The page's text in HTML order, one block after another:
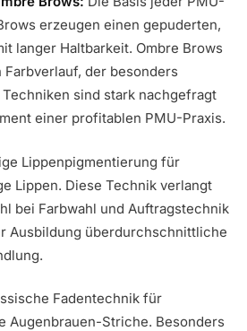
erzeugen einen gepuderten,
langer Haltbarkeit. Ombre Brows
der besonders
sind stark nachgefragt
einer profitablen PMU-Praxis.
Lippenpigmentierung für
Lippen. Diese Technik verlangt
bei Farbwahl und Auftragstechnik
Ausbildung überdurchschnittliche
Fadentechnik für
Augenbrauen-Striche. Besonders